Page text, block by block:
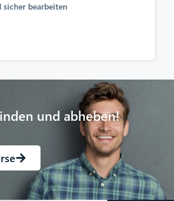
sicher bearbeiten
und abheben!